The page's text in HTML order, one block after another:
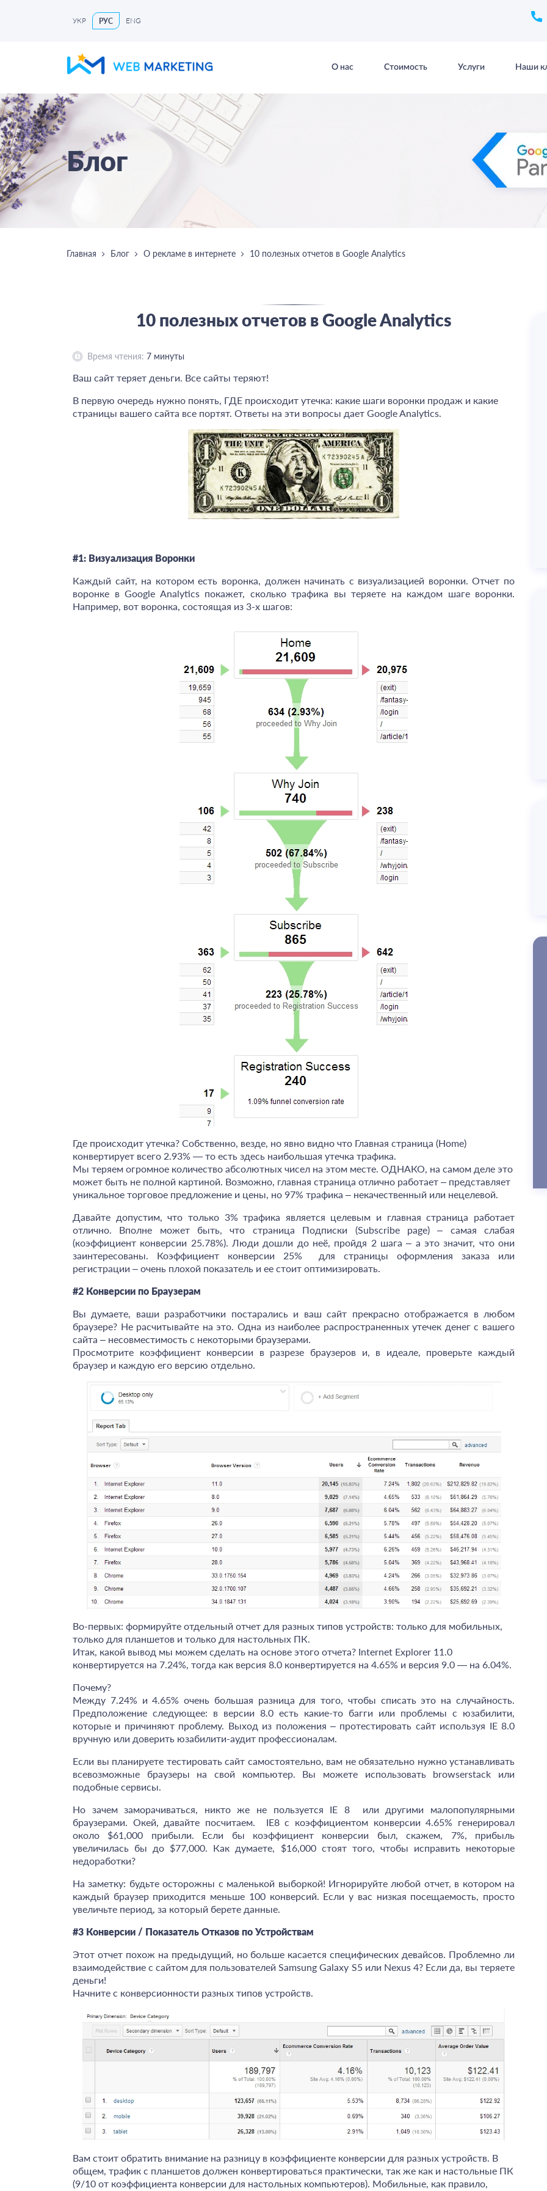
УКР РУС ENG
О нас Стоимость Услуги Наши
Блог
Главная Блог О рекламе в интернете 10 полезных отчетов в Google Analytics
10 полезных отчетов в Google Analytics
Время чтения: 7 минуты
Ваш сайт теряет деньги. Все сайты теряют!
В первую очередь нужно понять, ГДЕ происходит утечка: какие шаги воронки продаж и какие
страницы вашего сайта все портят. Ответы на эти вопросы дает Google Analytics.
#1: Визуализация Воронки
Каждый сайт, на котором есть воронка, должен начинать с визуализацией воронки. Отчет по
воронке в Google Analytics покажет, сколько трафика вы теряете на каждом шаге воронки.
Например, вот воронка, состоящая из 3-х шагов:
Где происходит утечка? Собственно, везде, но явно видно что Главная страница (Home)
конвертирует всего 2.93% — то есть здесь наибольшая утечка трафика.
Мы теряем огромное количество абсолютных чисел на этом месте. ОДНАКО, на самом деле это
может быть не полной картиной. Возможно, главная страница отлично работает – представляет
уникальное торговое предложение и цены, но 97% трафика – некачественный или нецелевой.
Давайте допустим, что только 3% трафика является целевым и главная страница работает
отлично. Вполне может быть, что страница Подписки (Subscribe page)– самая слабая
(коэффициент конверсии 25.78%). Люди дошли до неё, пройдя 2 шага – а это значит, что они
заинтересованы. Коэффициент конверсии 25% для страницы оформления заказа или
регистрации – очень плохой показатель и ее стоит оптимизировать.
#2 Конверсии по Браузерам
Вы думаете, ваши разработчики постарались и ваш сайт прекрасно отображается в любом
браузере? Не расчитывайте на это. Одна из наиболее распространенных утечек денег с вашего
сайта – несовместимость с некоторыми браузерами.
Просмотрите коэффициент конверсии в разрезе браузеров и, в идеале, проверьте каждый
браузер и каждую его версию отдельно.
Во-первых: формируйте отдельный отчет для разных типов устройств: только для мобильных,
только для планшетов и только для настольных ПК.
Итак, какой вывод мы можем сделать на основе этого отчета? Internet Explorer 11.0
конвертируется на 7.24%, тогда как версия 8.0 конвертируется на 4.65% и версия 9.0 — на 6.04%.
Почему?
Между 7.24% и 4.65% очень большая разница для того, чтобы списать это на случайность.
Предположение следующее: в версии 8.0 есть какие-то багги или проблемы с юзабилити,
которые и причиняют проблему. Выход из положения – протестировать сайт используя IE 8.0
вручную или доверить юзабилити-аудит профессионалам.
Если вы планируете тестировать сайт самостоятельно, вам не обязательно нужно устанавливать
всевозможные браузеры на свой компьютер. Вы можете использовать browserstack или
подобные сервисы.
Но зачем заморачиваться, никто же не пользуется IE 8 или другими малопопулярными
браузерами. Окей, давайте посчитаем. IE8 с коэффициентом конверсии 4.65% генерировал
около $61,000 прибыли. Если бы коэффициент конверсии был, скажем, 7%, прибыль
увеличилась бы до $77,000. Как думаете, $16,000 стоят того, чтобы исправить некоторые
недоработки?
На заметку: будьте осторожны с маленькой выборкой! Игнорируйте любой отчет, в котором на
каждый браузер приходится меньше 100 конверсий. Если у вас низкая посещаемость, просто
увеличьте период, за который берете данные.
#3 Конверсии / Показатель Отказов по Устройствам
Этот отчет похож на предыдущий, но больше касается специфических девайсов. Проблемно ли
взаимодействие с сайтом для пользователей Samsung Galaxy S5 или Nexus 4? Если да, вы теряете
деньги!
Начните с конверсионности разных типов устройств.
Вам стоит обратить внимание на разницу в коэффициенте конверсии для разных устройств. В
общем, трафик с планшетов должен конвертироваться практически, так же как и настольные ПК
(9/10 от коэффициента конверсии для настольных компьютеров). Мобильные, как правило,